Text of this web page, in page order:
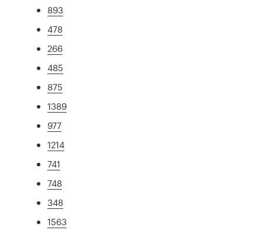
893
478
266
485
875
1389
977
1214
741
748
348
1563